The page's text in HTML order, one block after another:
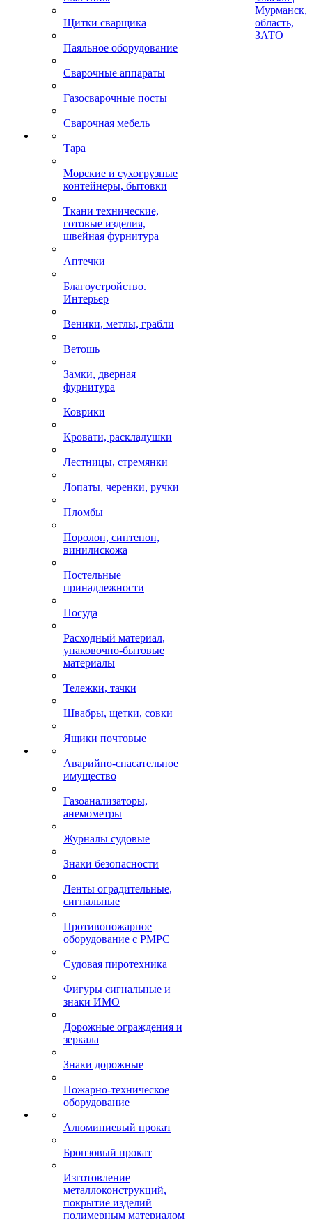
Щитки сварщика
Паяльное оборудование
Сварочные аппараты
Газосварочные посты
Сварочная мебель
Тара
Морские и сухогрузные
контейнеры, бытовки
Ткани технические,
готовые изделия,
швейная фурнитура
Аптечки
Благоустройство.
Интерьер
Веники, метлы, грабли
Ветошь
Замки, дверная
фурнитура
Коврики
Кровати, раскладушки
Лестницы, стремянки
Лопаты, черенки, ручки
Пломбы
Поролон, синтепон,
винилискожа
Постельные
принадлежности
Посуда
Расходный материал,
упаковочно-бытовые
материалы
Тележки, тачки
Швабры, щетки, совки
Ящики почтовые
Аварийно-спасательное
имущество
Газоанализаторы,
анемометры
Журналы судовые
Знаки безопасности
Ленты оградительные,
сигнальные
Противопожарное
оборудование с РМРС
Судовая пиротехника
Фигуры сигнальные и
знаки ИМО
Дорожные ограждения и
зеркала
Знаки дорожные
Пожарно-техническое
оборудование
Алюминиевый прокат
Бронзовый прокат
Изготовление
металлоконструкций,
покрытие изделий
полимерным материалом
Мурманск,
область,
ЗАТО